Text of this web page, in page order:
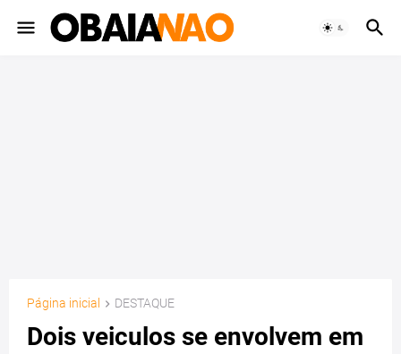
Página inicial DESTAQUE
Dois veiculos se envolvem em